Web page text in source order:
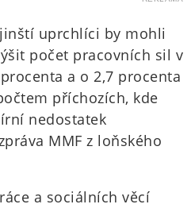
uprchlíci by mohli
počet pracovních sil v
a o 2,7 procenta
příchozích, kde
nedostatek
MMF z loňského
a sociálních věcí